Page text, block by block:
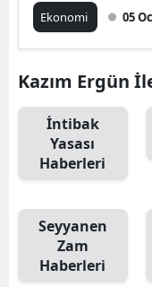
Ekonomi 05
Kazım Ergün
İntibak
Yasası
Haberleri
Seyyanen
Zam
Haberleri